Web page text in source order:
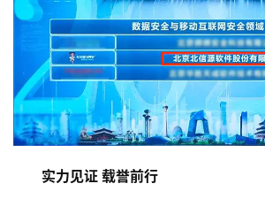
实力见证 载誉前行